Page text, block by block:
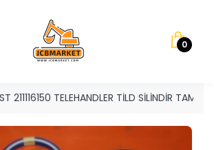
0
211116150 TELEHANDLER TİLD SİLİNDİR